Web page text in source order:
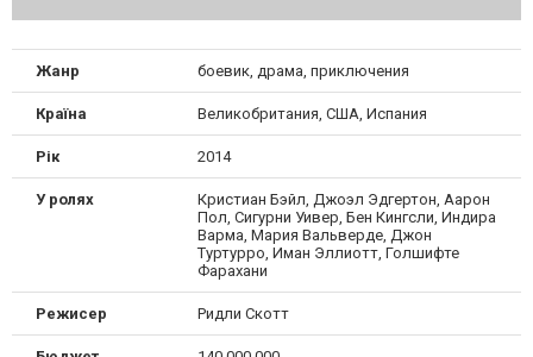
Жанр боевик, драма, приключения
Країна Великобритания, США, Испания
Рік 2014
У ролях
Кристиан Бэйл, Джоэл Эдгертон, Аарон
Пол, Сигурни Уивер, Бен Кингсли, Индира
Варма, Мария Вальверде, Джон
Туртурро, Иман Эллиотт, Голшифте
Фарахани
Режисер Ридли Скотт